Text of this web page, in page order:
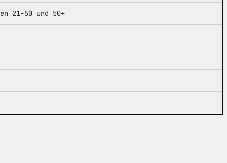
21-50 und 50+